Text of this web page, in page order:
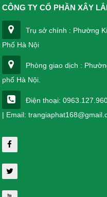
CÔNG TY CỔ PHẦN XÂY
Trụ sở chính : Phường
Phố Hà Nội
Phòng giao dịch :
phố Hà Nội.
Điện thoại:
| Email: